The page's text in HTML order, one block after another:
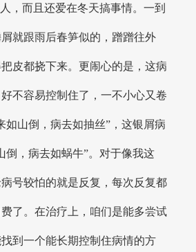
，而且还爱在冬天搞事情。一到
就跟雨后春笋似的，蹭蹭往外
皮都挠下来。更闹心的是，这病
不容易控制住了，一不小心又卷
如山倒，病去如抽丝”，这银屑病
倒，病去如蜗牛”。对于像我这
号较怕的就是反复，每次反复都
了。在治疗上，咱们是能多尝试
到一个能长期控制住病情的方